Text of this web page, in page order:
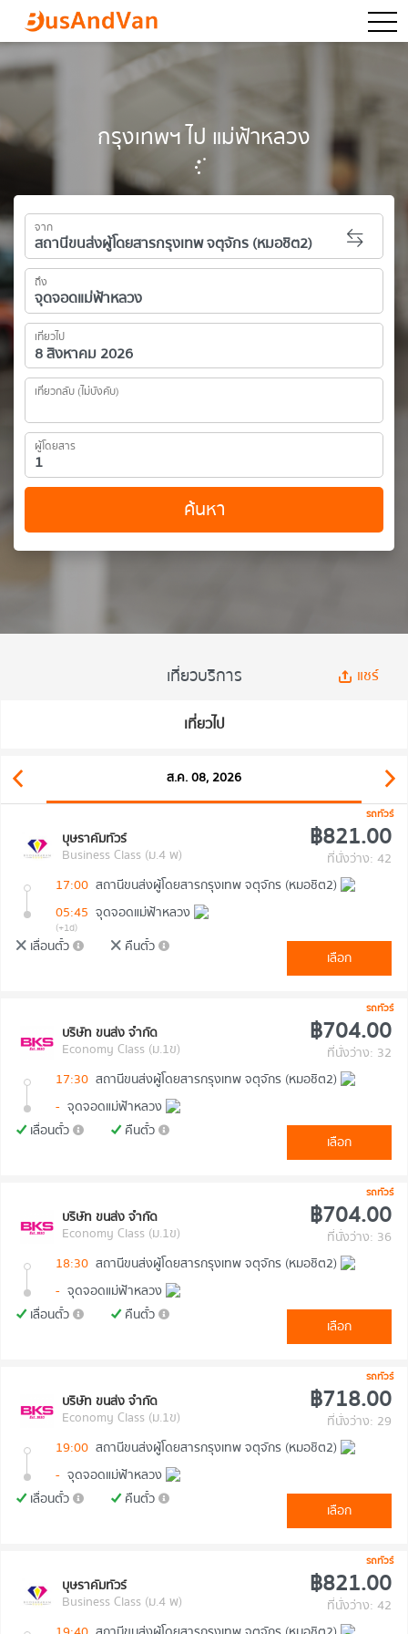
กรุงเทพฯ ไป แม่ฟ้าหลวง
จาก
ถึง
เที่ยวไป
เที่ยวกลับ (ไม่บังคับ)
ผู้โดยสาร
ค้นหา
เที่ยวบริการ แชร์
เที่ยวไป
ส.ค. 08, 2026
รถทัวร์
บุษราคัมทัวร์
Business Class (ม.4 พ)
฿821.00
ที่นั่งว่าง: 42
17:00 สถานีขนส่งผู้โดยสารกรุงเทพ จตุจักร (หมอชิต2)
05:45 จุดจอดแม่ฟ้าหลวง
(+1d)
เลื่อนตั๋ว คืนตั๋ว
เลือก
รถทัวร์
บริษัท ขนส่ง จำกัด
Economy Class (ม.1ข)
฿704.00
ที่นั่งว่าง: 32
17:30 สถานีขนส่งผู้โดยสารกรุงเทพ จตุจักร (หมอชิต2)
- จุดจอดแม่ฟ้าหลวง
เลื่อนตั๋ว
คืนตั๋ว
เลือก
รถทัวร์
บริษัท ขนส่ง จำกัด
Economy Class (ม.1ข)
฿704.00
ที่นั่งว่าง: 36
18:30 สถานีขนส่งผู้โดยสารกรุงเทพ จตุจักร (หมอชิต2)
- จุดจอดแม่ฟ้าหลวง
เลื่อนตั๋ว
คืนตั๋ว
เลือก
รถทัวร์
บริษัท ขนส่ง จำกัด
Economy Class (ม.1ข)
฿718.00
ที่นั่งว่าง: 29
19:00 สถานีขนส่งผู้โดยสารกรุงเทพ จตุจักร (หมอชิต2)
- จุดจอดแม่ฟ้าหลวง
เลื่อนตั๋ว
คืนตั๋ว
เลือก
รถทัวร์
บุษราคัมทัวร์
Business Class (ม.4 พ)
฿821.00
ที่นั่งว่าง: 42